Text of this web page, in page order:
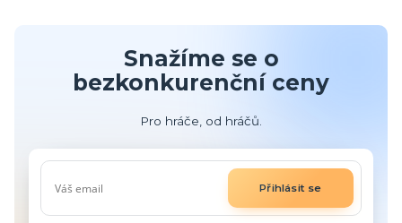
Snažíme se o
bezkonkurenční ceny
Pro hráče, od hráčů.
Přihlásit se